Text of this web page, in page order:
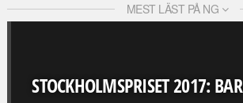
MEST LÄST PÅ NG
STOCKHOLMSPRISET 2017: BAR